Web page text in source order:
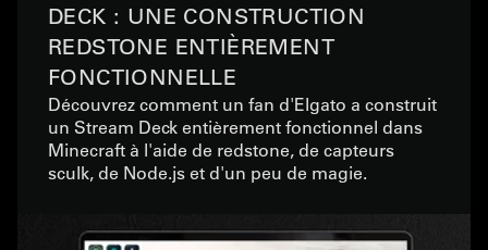
DECK : UNE CONSTRUCTION
REDSTONE ENTIÈREMENT
FONCTIONNELLE
Découvrez comment un fan d'Elgato a construit
un Stream Deck entièrement fonctionnel dans
Minecraft à l'aide de redstone, de capteurs
sculk, de Node.js et d'un peu de magie.